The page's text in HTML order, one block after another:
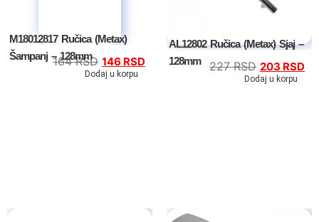
M18012817 Ručica (Metax)
Šampanj – 128mm
164RSD 146 RSD
Dodaj u korpu
AL12802 Ručica (Metax) Sjaj –
128mm
227RSD 203 RSD
Dodaj u korpu